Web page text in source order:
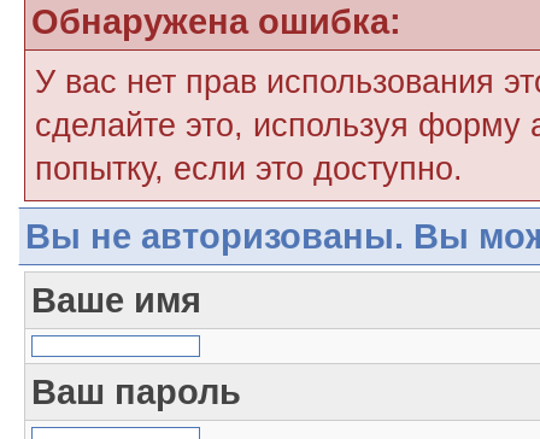
Обнаружена ошибка:
У вас нет прав использования
сделайте это, используя форму
попытку, если это доступно.
Вы не авторизованы. Вы
Ваше имя
Ваш пароль